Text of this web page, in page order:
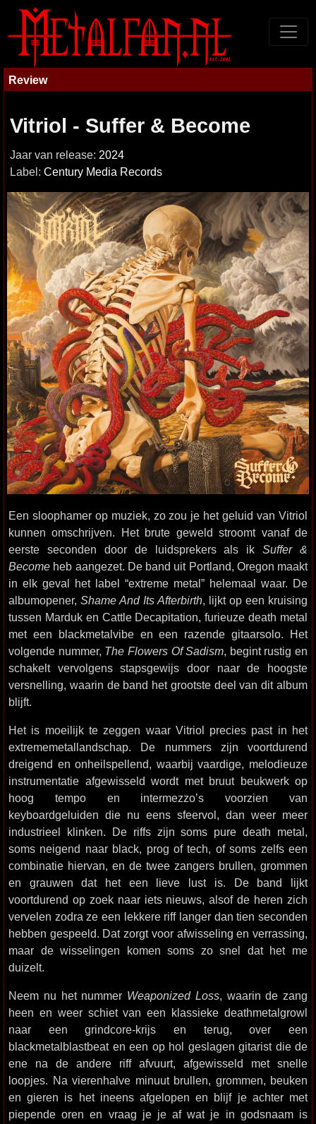
Review
Vitriol - Suffer & Become
Jaar van release: 2024
Label: Century Media Records
Een sloophamer op muziek, zo zou je het geluid van Vitriol
kunnen omschrijven. Het brute geweld stroomt vanaf de
eerste seconden door de luidsprekers als ikSuffer &
Become heb aangezet. De band uit Portland, Oregon maakt
in elk geval het label “extreme metal” helemaal waar. De
albumopener, Shame And Its Afterbirth, lijkt op een kruising
tussen Marduk en Cattle Decapitation, furieuze death metal
met een blackmetalvibe en een razende gitaarsolo. Het
volgende nummer, The Flowers Of Sadism, begint rustig en
schakelt vervolgens stapsgewijs door naar de hoogste
versnelling, waarin de band het grootste deel van dit album
blijft.
Het is moeilijk te zeggen waar Vitriol precies past in het
extrememetallandschap. De nummers zijn voortdurend
dreigend en onheilspellend, waarbij vaardige, melodieuze
instrumentatie afgewisseld wordt met bruut beukwerk op
hoog tempo en intermezzo’s voorzien van
keyboardgeluiden die nu eens sfeervol, dan weer meer
industrieel klinken. De riffs zijn soms pure death metal,
soms neigend naar black, prog of tech, of soms zelfs een
combinatie hiervan, en de twee zangers brullen, grommen
en grauwen dat het een lieve lust is. De band lijkt
voortdurend op zoek naar iets nieuws, alsof de heren zich
vervelen zodra ze een lekkere riff langer dan tien seconden
hebben gespeeld. Dat zorgt voor afwisseling en verrassing,
maar de wisselingen komen soms zo snel dat het me
duizelt.
Neem nu het nummer Weaponized Loss, waarin de zang
heen en weer schiet van een klassieke deathmetalgrowl
naar een grindcore-krijs en terug, over een
blackmetalblastbeat en een op hol geslagen gitarist die de
ene na de andere riff afvuurt, afgewisseld met snelle
loopjes. Na vierenhalve minuut brullen, grommen, beuken
en gieren is het ineens afgelopen en blijf je achter met
piepende oren en vraag je je af wat je in godsnaam is